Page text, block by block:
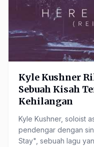
Kyle Kushner
Sebuah Kisah
Kehilangan
Kyle Kushner, soloist
pendengar dengan
Stay", sebuah lagu